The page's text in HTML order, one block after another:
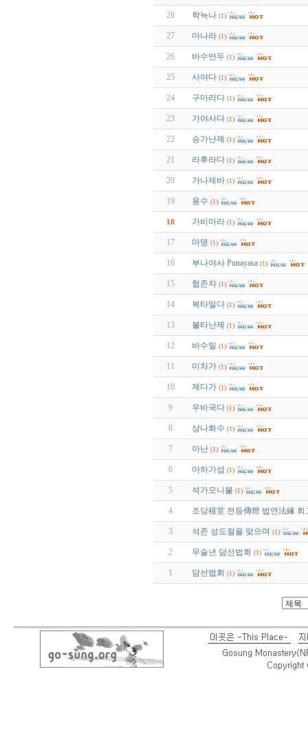
28 학늑나 (1)
27 마나라 (1)
26 바수반두 (1)
25 사야다 (1)
24 구마라다 (1)
23 가야사다 (1)
22 승가난제 (1)
21 라후라다 (1)
20 가나제바 (1)
19 용수 (1)
18 가비마라 (1)
17 마명 (1)
16 부나야사 Punayasa (1)
15 협존자 (1)
14 복타밀다 (1)
13 불타난제 (1)
12 바수밀 (1)
11 미차가 (1)
10 제다가 (1)
9 우바국다 (1)
8 상나화수 (1)
7 아난 (1)
6 마하가섭 (1)
5 석가모니불 (1)
4 조당祖堂 전등傳燈 법연法緣 회
3 석존 성도절을 맞으며 (1)
2 무술년 담선법회 (1)
1 담선법회 (1)